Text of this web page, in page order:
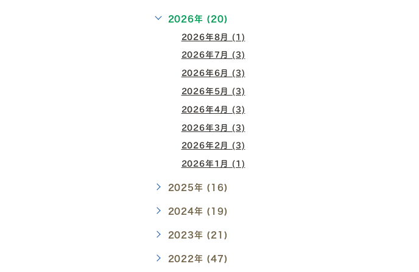
2026年 (20)
2026年8月 (1)
2026年7月 (3)
2026年6月 (3)
2026年5月 (3)
2026年4月 (3)
2026年3月 (3)
2026年2月 (3)
2026年1月 (1)
2025年 (16)
2024年 (19)
2023年 (21)
2022年 (47)